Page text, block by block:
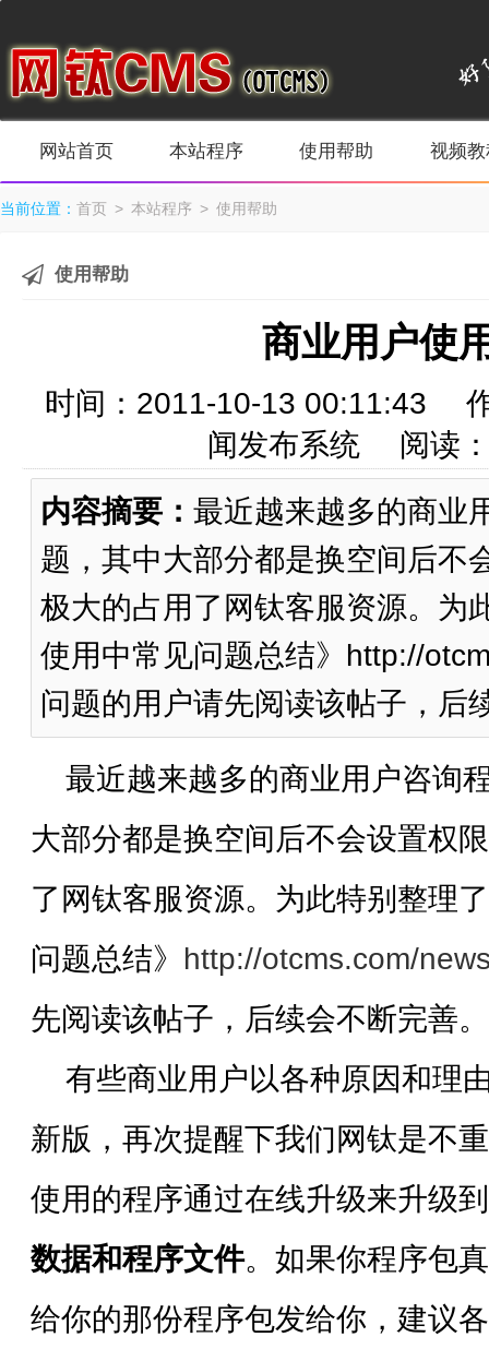
网站首页 本站程序 使用帮助 视频
当前位置： 首页 > 本站程序 > 使用帮助
使用帮助
商业用户使
时间：2011-10-13 00:11:43
闻发布系统 阅读
内容摘要： 最近越来越多的商业
题，其中大部分都是换空间后不
极大的占用了网钛客服资源。为
使用中常见问题总结》http://
问题的用户请先阅读该帖子，后
最近越来越多的商业用户咨询
大部分都是换空间后不会设置权
了网钛客服资源。为此特别整理
问题总结》 http://otcms.com/
先阅读该帖子，后续会不断完善。
有些商业用户以各种原因和理
新版，再次提醒下我们网钛是不
使用的程序通过在线升级来升级
数据和程序文件。如果你程序包
给你的那份程序包发给你，建议